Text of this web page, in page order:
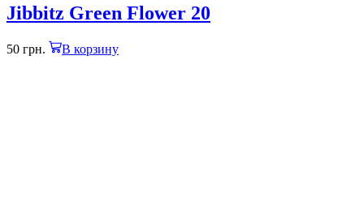
Jibbitz Green Flower 20
50 грн. В корзину